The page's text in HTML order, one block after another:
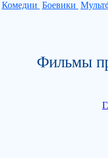
Комедии Боевики
Фильмы